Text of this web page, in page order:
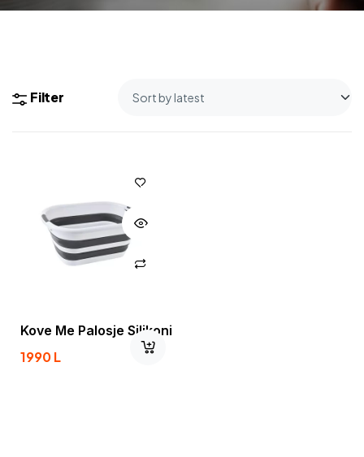
Filter
Kove Me Palosje Silikoni
1990L